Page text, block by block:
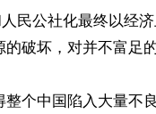
人民公社化最终以经
破坏，对并不富足
个中国陷入大量不